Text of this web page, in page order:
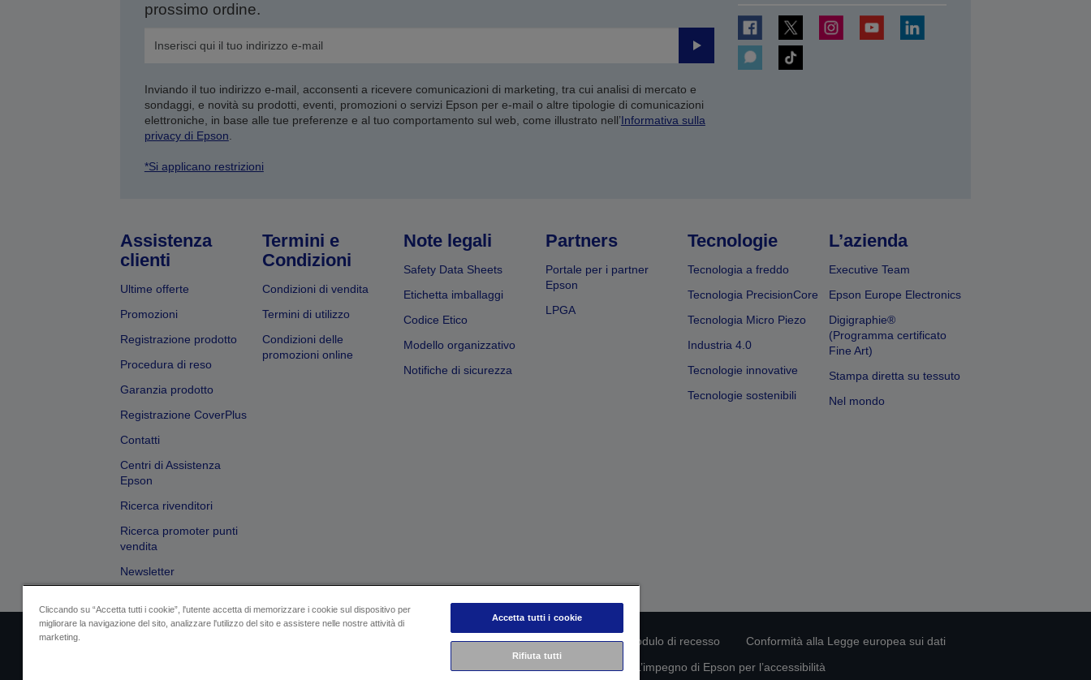
prossimo ordine.
Invia
Inviando il tuo indirizzo e-mail, acconsenti a ricevere comunicazioni di marketing, tra cui analisi di mercato e
sondaggi, e novità su prodotti, eventi, promozioni o servizi Epson per e-mail o altre tipologie di comunicazioni
elettroniche, in base alle tue preferenze e al tuo comportamento sul web, come illustrato nell’Informativa sulla
privacy di Epson
*Si applicano restrizioni
Assistenza
clienti
Ultime offerte
Promozioni
Registrazione prodotto
Procedura di reso
Garanzia prodotto
Registrazione CoverPlus
Contatti
Centri di Assistenza
Epson
Ricerca rivenditori
Ricerca promoter punti
vendita
Newsletter
Termini e
Condizioni
Condizioni di vendita
Termini di utilizzo
Condizioni delle
promozioni online
Note legali
Safety Data Sheets
Etichetta imballaggi
Codice Etico
Modello organizzativo
Notifiche di sicurezza
Partners
Portale per i partner
Epson
LPGA
Tecnologie
Tecnologia a freddo
Tecnologia PrecisionCore
Tecnologia Micro Piezo
Industria 4.0
Tecnologie innovative
Tecnologie sostenibili
L’azienda
Executive Team
Epson Europe Electronics
Digigraphie®
(Programma certificato
Fine Art)
Stampa diretta su tessuto
Nel mondo
Informativa sulla privacy Modulo di recesso
Conformità alla Legge europea sui dati
Contattaci per informazioni sui tuoi dati
L’impegno di Epson per l’accessibilità
Cliccando su “Accetta tutti i cookie”, l'utente accetta di memorizzare i cookie sul dispositivo per
migliorare la navigazione del sito, analizzare l'utilizzo del sito e assistere nelle nostre attività di
marketing.
Accetta tutti i cookie
Rifiuta tutti